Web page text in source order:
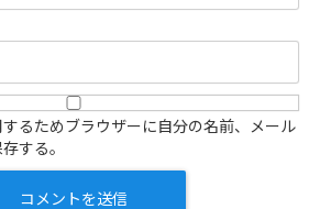
るためブラウザーに自分の名前、メール
する。